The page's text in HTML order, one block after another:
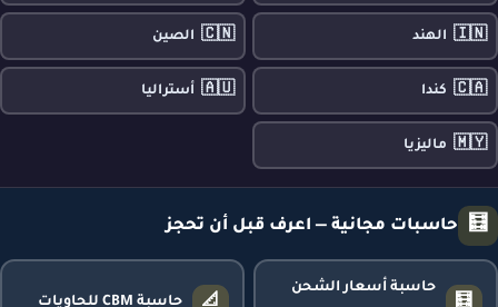
🇮🇳 الهند 🇨🇳 الصين
🇨🇦 كندا 🇦🇺 أستراليا
🇲🇾 ماليزيا
🧮 حاسبات مجانية — اعرف قبل أن تحجز
حاسبة أسعار الشحن
حاسبة CBM للحاويات